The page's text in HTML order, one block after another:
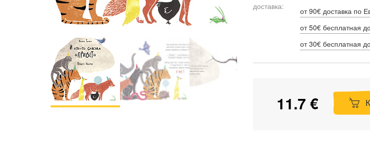
доставка:
от 90€ доставка по
от 50€ бесплатная
от 30€ бесплатная
11.7 €